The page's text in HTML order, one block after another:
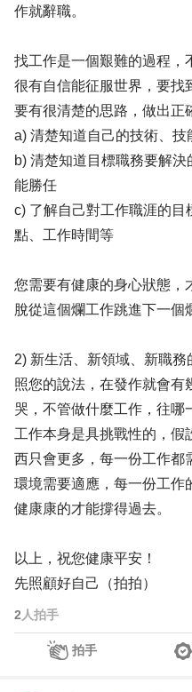
作就辭職。
找工作是一個艱難的過程，
很有自信能征服世界，要找
要有很清楚的思路，做出正
a) 清楚知道自己的技術、技
b) 清楚知道目標職務要解
能勝任
c) 了解自己對工作職涯的
點、工作時間等
您需要有健康的身心狀態，
脫從這個爛工作跳進下一個
2) 新生活、新領域、新職務
照您的說法，在發作就會有
哭，不管做什麼工作，往哪
工作本身是具挑戰性的，假
西只會更多，每一份工作都
環境需要適應，每一份工作
健康康的才能撐得過去。
以上，祝您健康平安！
先照顧好自己（拍拍）
2 人拍手
拍手